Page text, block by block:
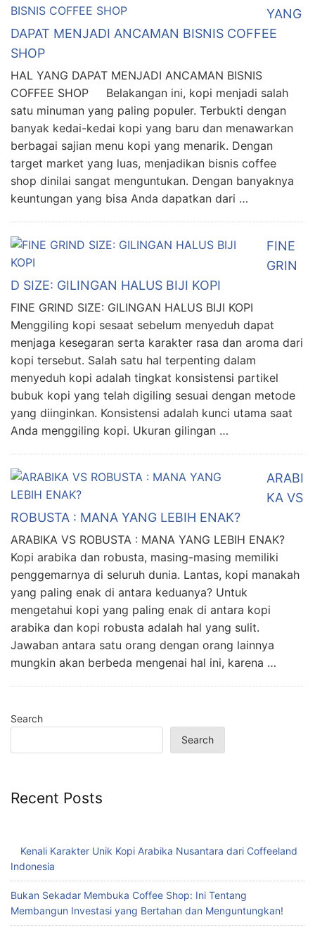
YANG
DAPAT MENJADI ANCAMAN BISNIS COFFEE
SHOP
HAL YANG DAPAT MENJADI ANCAMAN BISNIS
COFFEE SHOP Belakangan ini, kopi menjadi salah
satu minuman yang paling populer. Terbukti dengan
banyak kedai-kedai kopi yang baru dan menawarkan
berbagai sajian menu kopi yang menarik. Dengan
target market yang luas, menjadikan bisnis coffee
shop dinilai sangat menguntukan. Dengan banyaknya
keuntungan yang bisa Anda dapatkan dari …
FINE
GRIN
D SIZE: GILINGAN HALUS BIJI KOPI
FINE GRIND SIZE: GILINGAN HALUS BIJI KOPI
Menggiling kopi sesaat sebelum menyeduh dapat
menjaga kesegaran serta karakter rasa dan aroma dari
kopi tersebut. Salah satu hal terpenting dalam
menyeduh kopi adalah tingkat konsistensi partikel
bubuk kopi yang telah digiling sesuai dengan metode
yang diinginkan. Konsistensi adalah kunci utama saat
Anda menggiling kopi. Ukuran gilingan …
ARABI
KA VS
ROBUSTA : MANA YANG LEBIH ENAK?
ARABIKA VS ROBUSTA : MANA YANG LEBIH ENAK?
Kopi arabika dan robusta, masing-masing memiliki
penggemarnya di seluruh dunia. Lantas, kopi manakah
yang paling enak di antara keduanya? Untuk
mengetahui kopi yang paling enak di antara kopi
arabika dan kopi robusta adalah hal yang sulit.
Jawaban antara satu orang dengan orang lainnya
mungkin akan berbeda mengenai hal ini, karena …
Search
Search
Recent Posts
Kenali Karakter Unik Kopi Arabika Nusantara dari Coffeeland
Indonesia
Bukan Sekadar Membuka Coffee Shop: Ini Tentang
Membangun Investasi yang Bertahan dan Menguntungkan!